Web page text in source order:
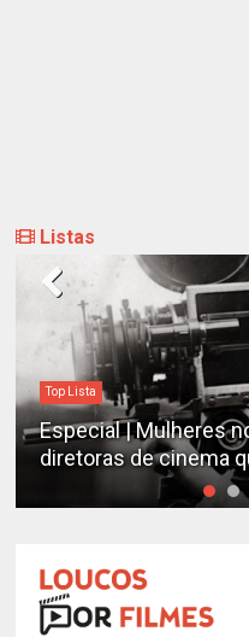
Listas
Top Lista
Especial | Mulheres
diretoras de cinema